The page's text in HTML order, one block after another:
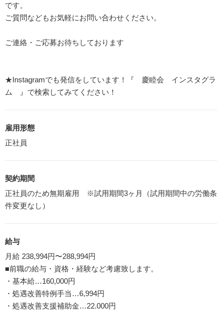
です。
ご質問などもお気軽にお問い合わせください。
ご連絡・ご応募お待ちしております
★Instagramでも発信をしています！『 慶睦会 インスタグラ
ム 』で検索してみてください！
雇用形態
正社員
契約期間
正社員のため無期雇用 ※試用期間3ヶ月（試用期間中の労働条
件変更なし）
給与
月給 238,994円〜288,994円
■前職の給与・資格・経験など考慮致します。
・基本給…160,000円
・処遇改善特例手当…6,994円
・処遇改善支援補助金…22.000円